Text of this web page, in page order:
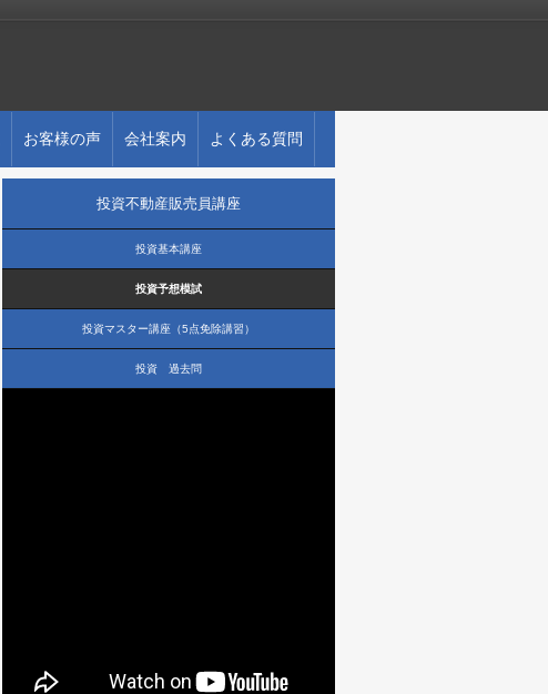
お客様の声 会社案内 よくある質問
投資不動産販売員講座
投資基本講座
投資予想模試
投資マスター講座（5点免除講習）
投資 過去問